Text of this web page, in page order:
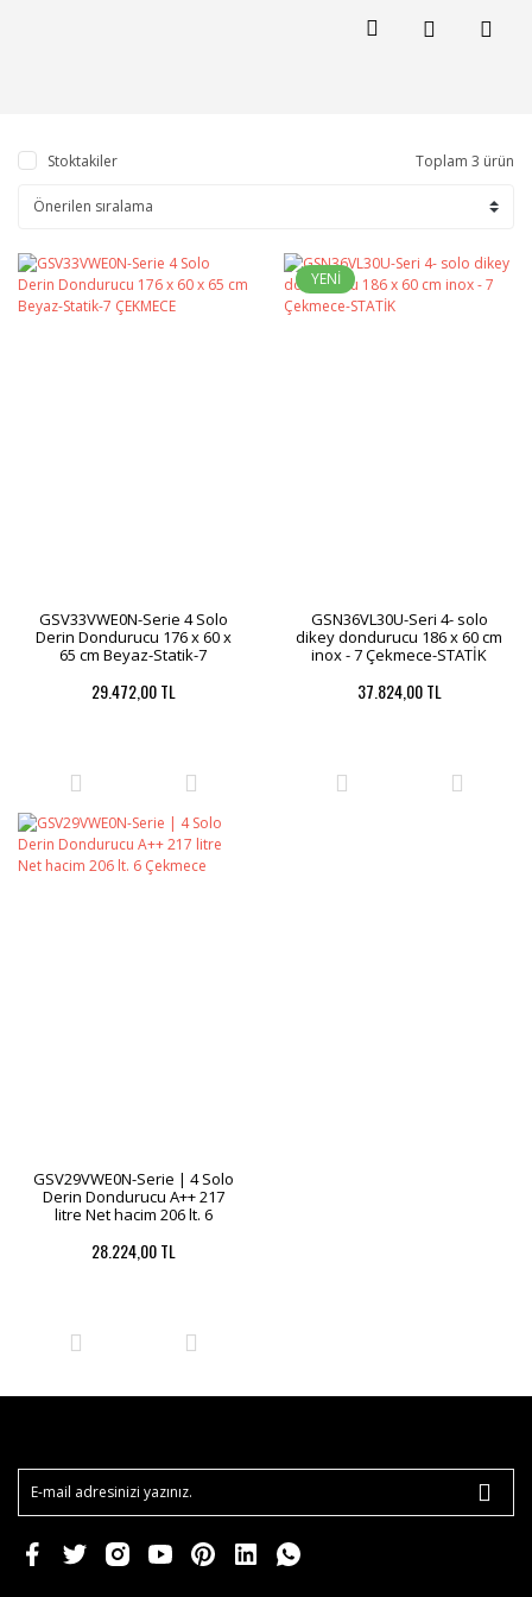
Stoktakiler Toplam 3 ürün
GSV33VWE0N-Serie 4 Solo
Derin Dondurucu 176 x 60 x
65 cm Beyaz-Statik-7
29.472,00 TL
YENİ
GSN36VL30U-Seri 4- solo
dikey dondurucu 186 x 60 cm
inox - 7 Çekmece-STATİK
37.824,00 TL
GSV29VWE0N-Serie | 4 Solo
Derin Dondurucu A++ 217
litre Net hacim 206 lt. 6
28.224,00 TL